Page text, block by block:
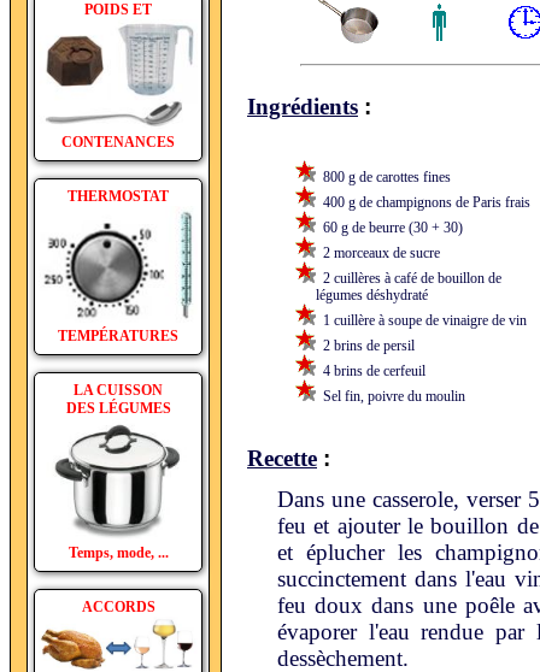
POIDS ET
CONTENANCES
THERMOSTAT
TEMPÉRATURES
LA CUISSON
DES LÉGUMES
Temps, mode, ...
ACCORDS
Ingrédients :
800 g de carottes fines
400 g de champignons de Paris frais
60 g de beurre (30 + 30)
2 morceaux de sucre
2 cuillères à café de bouillon de
légumes déshydraté
1 cuillère à soupe de vinaigre de vin
2 brins de persil
4 brins de cerfeuil
Sel fin, poivre du moulin
Recette :
Dans une casserole, verser
feu et ajouter le bouillon
et éplucher les
succinctement dans l'eau
feu doux dans une poêle
évaporer l'eau rendue par
dessèchement.